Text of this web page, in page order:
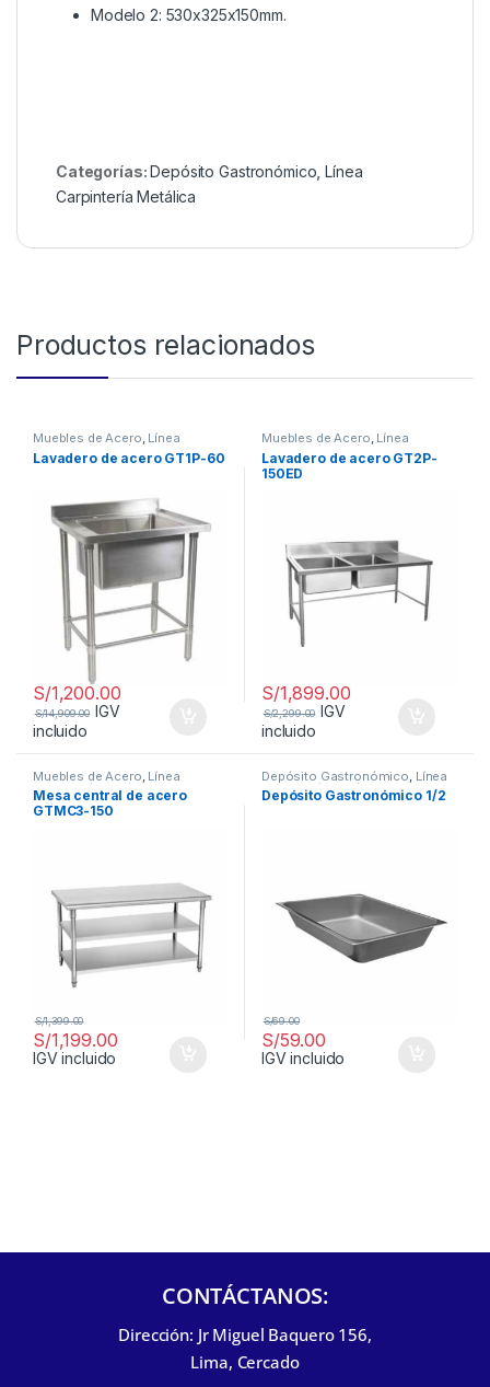
Modelo 2: 530x325x150mm.
Categorías:Depósito Gastronómico ,Línea
Carpintería Metálica
Productos relacionados
Muebles de Acero, Línea
Carpintería Metálica
Lavadero de acero GT1P-60
S/1,200.00
S/14,909.00 IGV
incluido
Muebles de Acero, Línea
Carpintería Metálica
Lavadero de acero GT2P-
150ED
S/1,899.00
S/2,299.00 IGV
incluido
Muebles de Acero Línea
Carpintería Metálica
Mesa central de acero
GTMC3-150
S/1,199.00
S/1,399.00
IGV incluido
Depósito Gastronómico Línea
Carpintería Metálica
Depósito Gastronómico 1/2
S/59.00
S/69.00
IGV incluido
CONTÁCTANOS:
Dirección: Jr Miguel Baquero 156,
Lima, Cercado